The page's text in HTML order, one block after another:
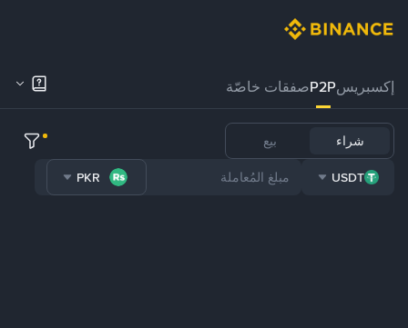
إكسبريسP2Pصفقات خاصّة
شراء بيع
USDT
PKR